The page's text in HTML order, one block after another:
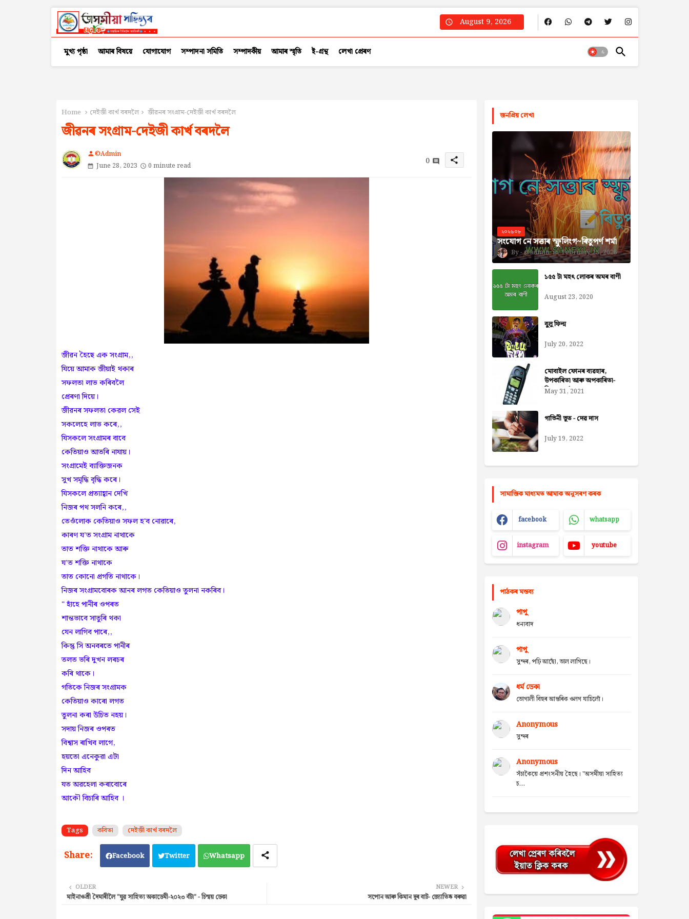
August 9, 2026
মুখ্য পৃষ্ঠা আমাৰ বিষয়ে যোগাযোগ সম্পাদনা সমিতি সম্পাদকীয় আমাৰ স্মৃতি ই-গ্ৰন্থ লেখা প্ৰেৰণ
Home দেইজী কাৰ্খ বৰদলৈ জীৱনৰ সংগ্ৰাম-দেইজী কাৰ্খ বৰদলৈ
জীৱনৰ সংগ্ৰাম-দেইজী কাৰ্খ বৰদলৈ
person©Admin
June 28, 2023
0 minute read 0 share
জীৱন হৈছে এক সংগ্ৰাম,,
যিয়ে আমাক জীয়াই থকাৰ
সফলতা লাভ কৰিবলৈ
প্ৰেৰণা দিয়ে।
জীৱনৰ সফলতা কেৱল সেই
সকলেহে লাভ কৰে,,
যিসকলে সংগ্ৰামৰ বাবে
কেতিয়াও আতৰি নাযায়।
সংগ্ৰামেই ব্যাক্তিজনক
সুখ সমৃদ্ধি বৃদ্ধি কৰে।
যিসকলে প্ৰত্যাহ্বান দেখি
নিজৰ পথ সলনি কৰে,,
তেওঁলোক কেতিয়াও সফল হ'ব নোৱাৰে,
কাৰণ যʼত সংগ্ৰাম নাথাকে
তাত শক্তি নাথাকে আৰু
যʼত শক্তি নাথাকে
তাত কোনো প্ৰগতি নাথাকে।
নিজৰ সংগ্ৰামবোৰক আনৰ লগত কেতিয়াও তুলনা নকৰিব।
" হাঁহে পানীৰ ওপৰত
শান্তভাবে সাতুৰি থকা
যেন লাগিব পাৰে,,
কিন্তু সি অনবৰতে পানীৰ
তলত ভৰি দুখন লৰচৰ
কৰি থাকে।
গতিকে নিজৰ সংগ্ৰামক
কেতিয়াও কাৰো লগত
তুলনা কৰা উচিত নহয়।
সদায় নিজৰ ওপৰত
বিশ্বাস ৰাখিব লাগে,
হয়তো এনেকুৱা এটা
দিন আহিব
যত অৱহেলা কৰাবোৰে
আকৌ বিচাৰি আহিব ।
Tags কবিতা দেইজী কাৰ্খ বৰদলৈ
Facebook Twitter Whatsapp
NEWER
সপোন আৰু কিমান দূৰ বাট- জ্যোতিষ্ক বৰুৱা
OLDER
মাইনাওশ্রী দৈমাৰীলৈ "যুৱ সাহিত্য অকাডেমী-২০২৩ বঁটা" - চিন্ময় ডেকা
জনপ্রিয় লেখা
২০২৬০৮
সংযোগ নে সত্তাৰ স্ফুলিংগ~ৰিতুপৰ্ণ শৰ্মা
@admin February 25, 2026
১৫৫ টা মহৎ লোকৰ অমৰ বাণী
August 23, 2020
বুলু ফিল্ম
July 20, 2022
মোবাইল ফোনৰ ব্যৱহাৰ,
উপকাৰিতা আৰু অপকাৰিতা-
নিজৰা বৰ্মন ডেকা
May 31, 2021
গাভিনী ভূত - দেৱ দাস
July 19, 2022
সামাজিক মাধ্যমত আমাক অনুসৰণ কৰক
facebook whatsapp
instagram youtube
পাঠকৰ মন্তব্য
পাপু
ধন্যবাদ
পাপু
সুন্দৰ, পঢ়ি আছোঁ, ভাল লাগিছে।
ধৰ্ম ডেকা
ভোগালী বিহুৰ আন্তৰিক ওলগ যাচিলোঁ।
Anonymous
সুন্দৰ
Anonymous
সঁচাকৈয়ে প্ৰশংসনীয় হৈছে। "অসমীয়া সাহিত্য
চ...